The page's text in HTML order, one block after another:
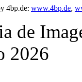
4bp.de: www.4bp.de,
de
2026